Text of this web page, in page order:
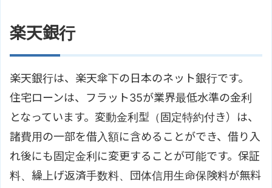
楽天銀行
楽天銀行は、楽天傘下の日本のネット銀行です。
住宅ローンは、フラット35が業界最低水準の金利
となっています。変動金利型（固定特約付き）は、
諸費用の一部を借入額に含めることができ、借り入
れ後にも固定金利に変更することが可能です。保証
料、繰上げ返済手数料、団体信用生命保険料が無料